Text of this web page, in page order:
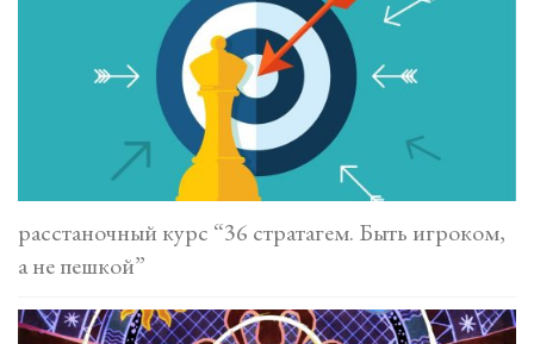
расстаночный курс “36 стратагем. Быть игроком,
а не пешкой”